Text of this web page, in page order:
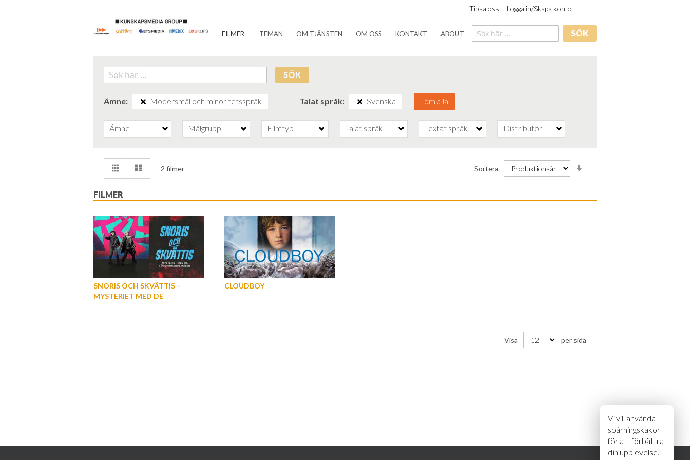
Vi vill använda
spårningskakor
för att förbättra
din upplevelse.
Tipsa oss Logga in/Skapa konto
Content
FILMER TEMAN OM TJÄNSTEN OM OSS KONTAKT ABOUT SÖK
SÖK
Ämne Modersmål och minoritetsspråk Talat språk Svenska Töm alla
Ämne Målgrupp Filmtyp Talat språk Textat språk Distributör
Visa
som
Rutnät 2 filmer Sortera
FILMER
SNORIS OCH SKVÄTTIS –
MYSTERIET MED DE
CLOUDBOY
Visa per sida